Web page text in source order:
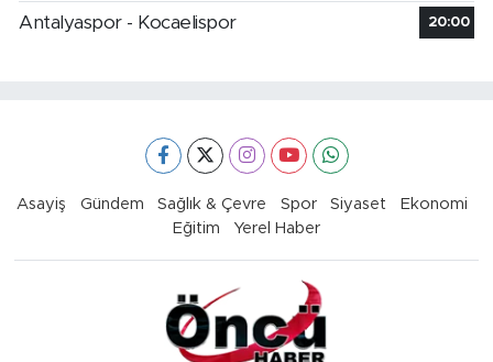
Antalyaspor - Kocaelispor 20:00
Asayiş Gündem Sağlık & Çevre Spor Siyaset
Ekonomi
Eğitim
Yerel Haber